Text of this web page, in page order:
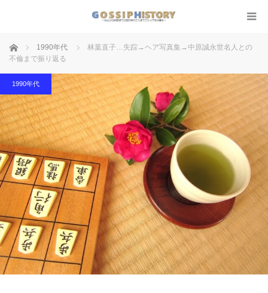
ホーム 1990年代
林葉直子…失踪→ヘア写真集→中原誠永世名人との
不倫まで振り返る
1990年代